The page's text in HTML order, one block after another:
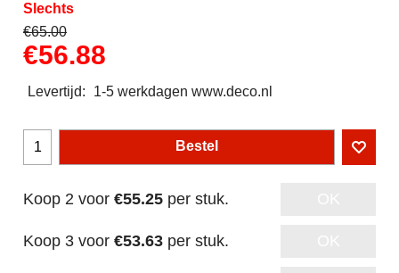
Slechts
€65.00
€56.88
Levertijd: 1-5 werkdagen www.deco.nl
Bestel
Koop 2 voor €55.25 per stuk.
Koop 3 voor €53.63 per stuk.